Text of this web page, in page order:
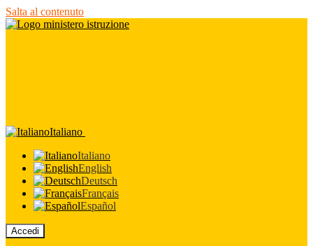
Salta al contenuto
Italiano
Italiano
English
Deutsch
Français
Español
Accedi